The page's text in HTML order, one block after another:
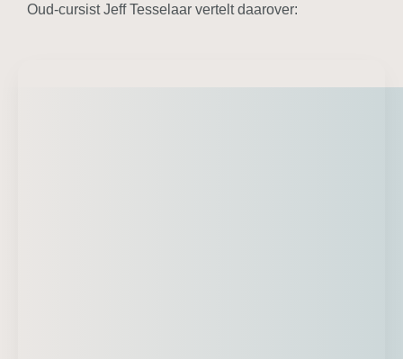
Oud-cursist Jeff Tesselaar vertelt daarover: